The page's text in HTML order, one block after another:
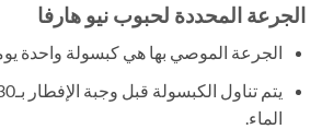
الجرعة المحددة لحبوب نيو هارفا
الجرعة الموصي بها هي كبسولة واحدة
الماء.